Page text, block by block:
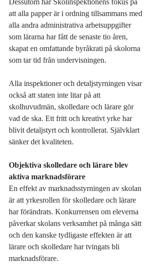
Dessutom har Skolinspektionens fokus på
att alla papper är i ordning tillsammans med
alla andra administrativa arbetsuppgifter
som lärarna har fått de senaste tio åren,
skapat en omfattande byråkrati på skolorna
som tar tid från undervisningen.
Alla inspektioner och detaljstyrningen visar
också att staten inte litar på att
skolhuvudmän, skolledare och lärare gör
vad de ska. Ett fritt och kreativt yrke har
blivit detaljstyrt och kontrollerat. Självklart
sänker det kvaliteten.
Objektiva skolledare och lärare blev
aktiva marknadsförare
En effekt av marknadsstyrningen av skolan
är att yrkesrollen för skolledare och lärare
har förändrats. Konkurrensen om eleverna
påverkar skolans verksamhet på många sätt
och den kanske tydligaste effekten är att
lärare och skolledare har tvingats bli
marknadsförare.